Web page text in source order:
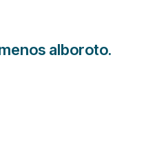
alboroto.